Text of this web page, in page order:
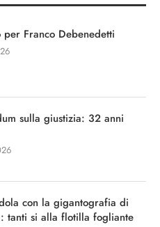
per Franco Debenedetti
sulla giustizia: 32 anni
con la gigantografia di
tanti si alla flotilla fogliante